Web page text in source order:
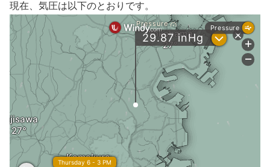
現在、気圧は以下のとおりです。